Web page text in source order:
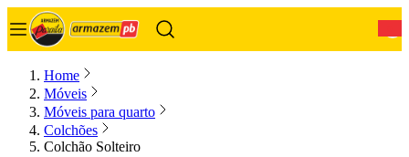
Home
Móveis
Móveis para quarto
Colchões
Colchão Solteiro